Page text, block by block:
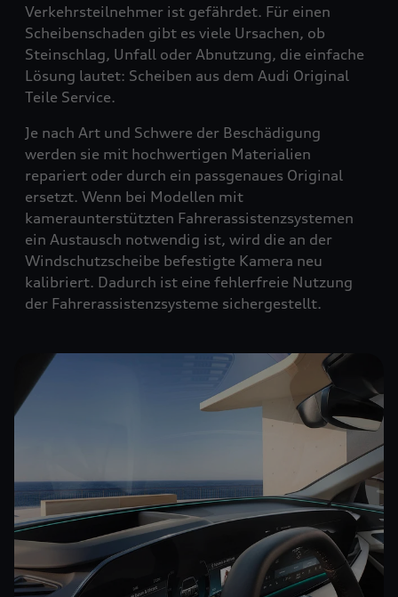
Verkehrsteilnehmer ist gefährdet. Für einen
Scheibenschaden gibt es viele Ursachen, ob
Steinschlag, Unfall oder Abnutzung, die einfache
Lösung lautet: Scheiben aus dem Audi Original
Teile Service.
Je nach Art und Schwere der Beschädigung
werden sie mit hochwertigen Materialien
repariert oder durch ein passgenaues Original
ersetzt. Wenn bei Modellen mit
kameraunterstützten Fahrerassistenzsystemen
ein Austausch notwendig ist, wird die an der
Windschutzscheibe befestigte Kamera neu
kalibriert. Dadurch ist eine fehlerfreie Nutzung
der Fahrerassistenzsysteme sichergestellt.